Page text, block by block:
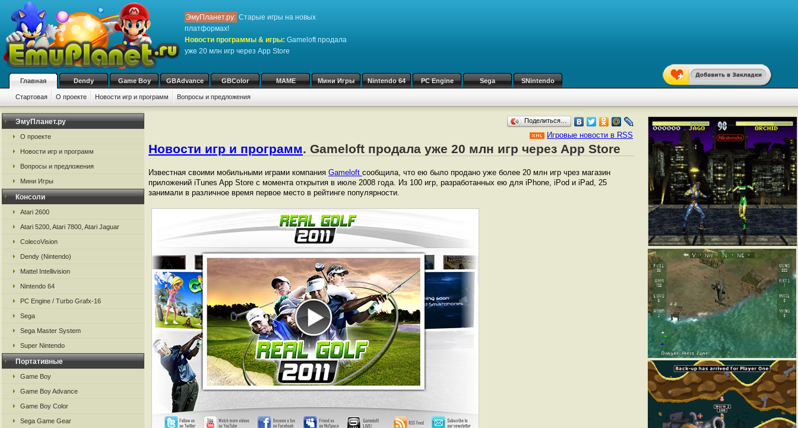
ЭмуПланет.ру: Старые игры на новых
платформах!
Новости программы & игры: Gameloft продала
уже 20 млн игр через App Store
Главная Dendy Game Boy GBAdvance GBColor MAME Мини Игры Nintendo 64 PC Engine Sega SNintendo
Стартовая О проекте Новости игр и программ Вопросы и предложения
ЭмуПланет.ру
О проекте
Новости игр и программ
Вопросы и предложения
Мини Игры
Консоли
Atari 2600
Atari 5200, Atari 7800, Atari Jaguar
ColecoVision
Dendy (Nintendo)
Mattel Intellivision
Nintendo 64
PC Engine / Turbo Grafx-16
Sega
Sega Master System
Super Nintendo
Портативные
Game Boy
Game Boy Advance
Game Boy Color
Sega Game Gear
Поделиться…
Игровые новости в RSS
Новости игр и программ. Gameloft продала уже 20 млн игр через App Store
Известная своими мобильными играми компания Gameloft сообщила, что ею было продано уже более 20 млн игр чрез магазин
приложений iTunes App Store с момента открытия в июле 2008 года. Из 100 игр, разработанных ею для iPhone, iPod и iPad, 25
занимали в различное время первое место в рейтинге популярности.